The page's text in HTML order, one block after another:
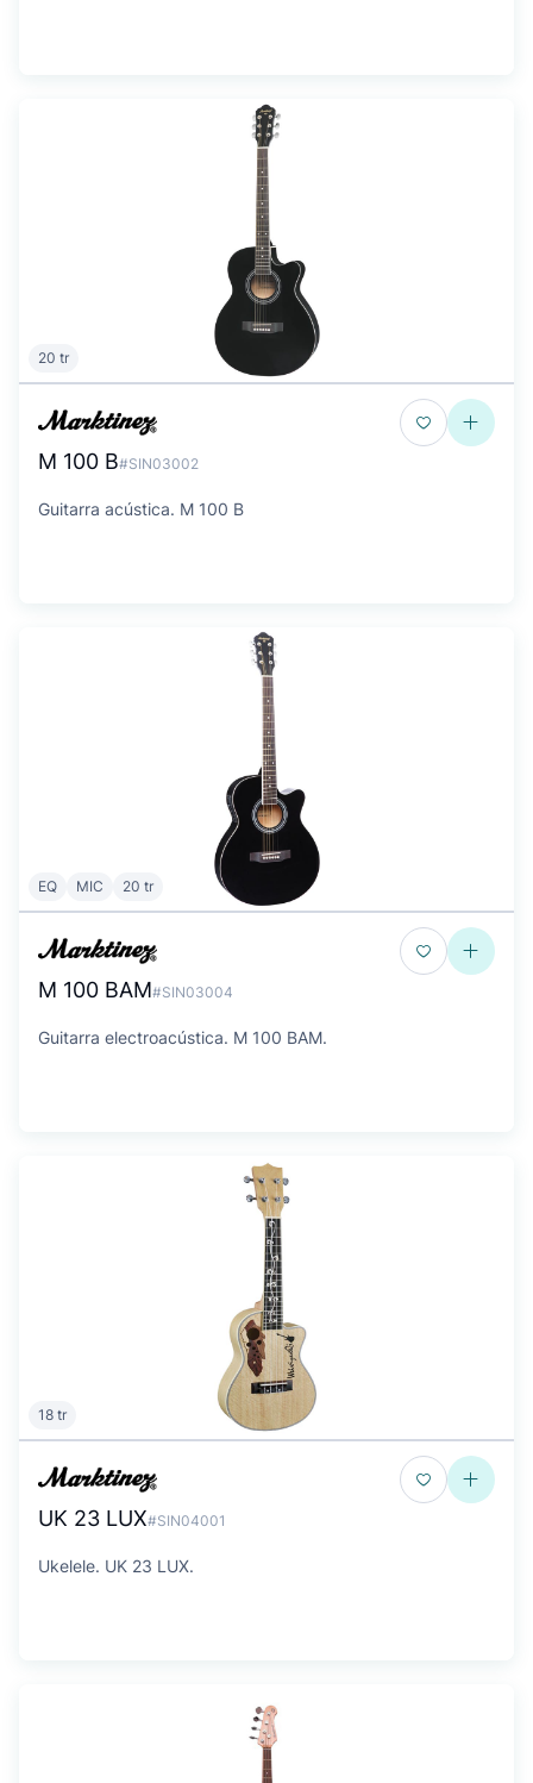
20 tr
M 100 B#SIN03002
Guitarra acústica. M 100 B
EQ MIC 20 tr
M 100 BAM#SIN03004
Guitarra electroacústica. M 100 BAM.
18 tr
UK 23 LUX#SIN04001
Ukelele. UK 23 LUX.